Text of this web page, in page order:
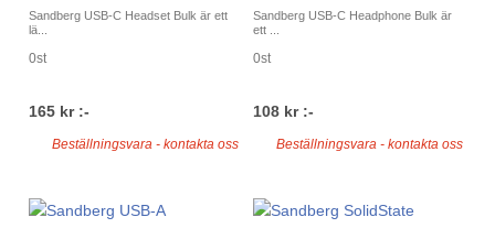
Sandberg USB-C Headset Bulk är ett
lä...
0st
165 kr :-
Beställningsvara - kontakta oss
Sandberg USB-C Headphone Bulk är
ett ...
0st
108 kr :-
Beställningsvara - kontakta oss